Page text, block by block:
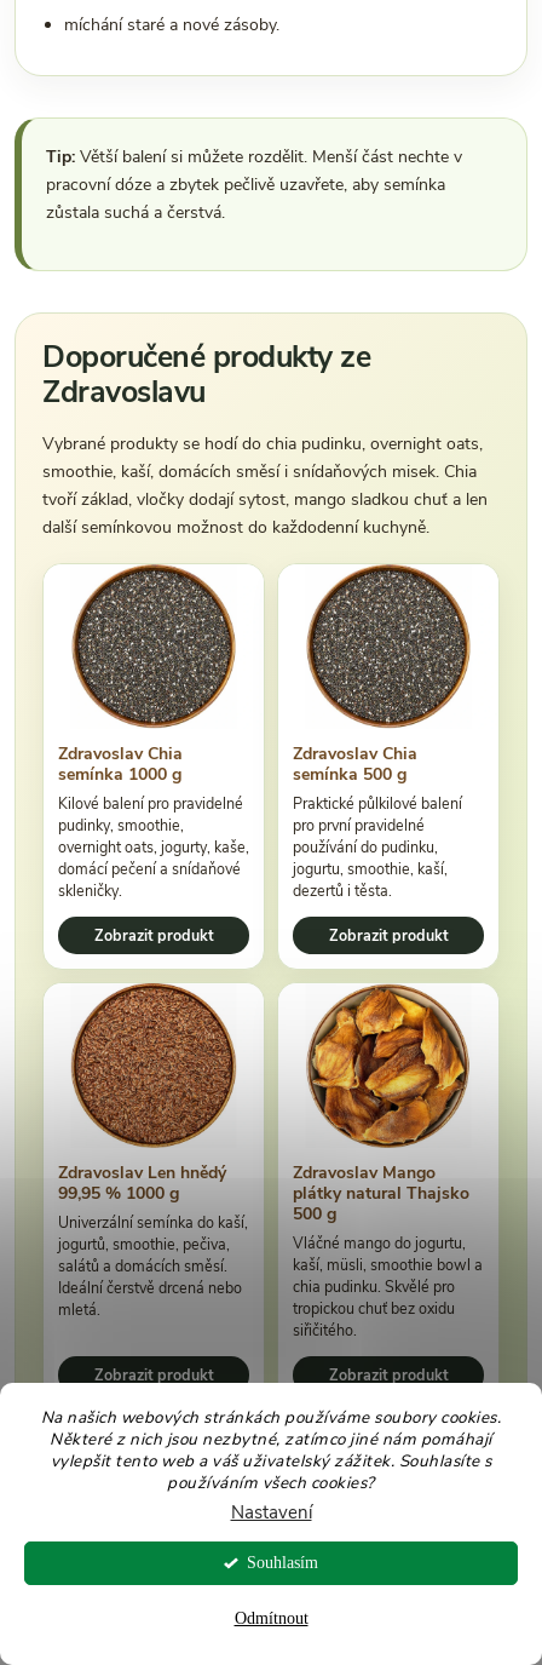
Na našich webových stránkách používáme soubory cookies.
Některé z nich jsou nezbytné, zatímco jiné nám pomáhají
vylepšit tento web a váš uživatelský zážitek. Souhlasíte s
používáním všech cookies?
Nastavení
Odmítnout
Souhlasím
míchání staré a nové zásoby.
Tip: Větší balení si můžete rozdělit. Menší část nechte v
pracovní dóze a zbytek pečlivě uzavřete, aby semínka
zůstala suchá a čerstvá.
Doporučené produkty ze
Zdravoslavu
Vybrané produkty se hodí do chia pudinku, overnight oats,
smoothie, kaší, domácích směsí i snídaňových misek. Chia
tvoří základ, vločky dodají sytost, mango sladkou chuť a len
další semínkovou možnost do každodenní kuchyně.
Zdravoslav Chia
semínka 1000 g
Kilové balení pro pravidelné
pudinky, smoothie,
overnight oats, jogurty, kaše,
domácí pečení a snídaňové
skleničky.
Zobrazit produkt
Zdravoslav Chia
semínka 500 g
Praktické půlkilové balení
pro první pravidelné
používání do pudinku,
jogurtu, smoothie, kaší,
dezertů i těsta.
Zobrazit produkt
Zdravoslav Len hnědý
99,95 % 1000 g
Univerzální semínka do kaší,
jogurtů, smoothie, pečiva,
salátů a domácích směsí.
Ideální čerstvě drcená nebo
mletá.
Zobrazit produkt
Zdravoslav Mango
plátky natural Thajsko
500 g
Vláčné mango do jogurtu,
kaší, müsli, smoothie bowl a
chia pudinku. Skvělé pro
tropickou chuť bez oxidu
siřičitého.
Zobrazit produkt
Související kategorie pro další inspiraci
Chia se nejlépe kombinuje s vločkami, ovocem, semínky, kokosem,
ořechy a surovinami na zdravé pečení. Díky tomu z nich snadno
připravíte snídaně, svačiny i jednoduché dezerty.